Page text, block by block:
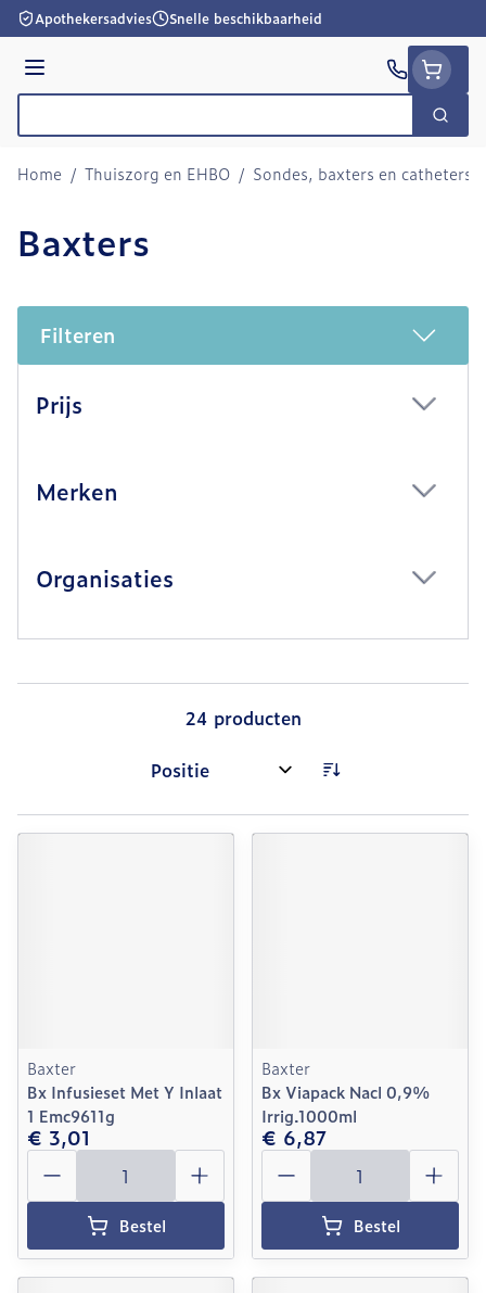
Ga naar de inhoud
Apothekersadvies Snelle beschikbaarheid
Menu
Zoek
Home / Thuiszorg en EHBO / Sondes, baxters en catheters
Baxters
Filteren
Prijs
Merken
Organisaties
24 producten
Sorteer op:
Baxter
Bx Infusieset Met Y Inlaat
1 Emc9611g
€ 3,01
Aantal
Bestel
Baxter
Bx Viapack Nacl 0,9%
Irrig.1000ml
€ 6,87
Aantal
Bestel